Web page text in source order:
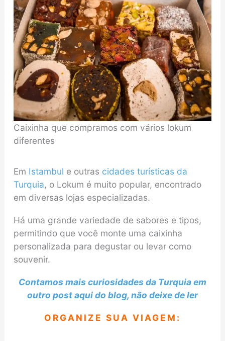
Caixinha que compramos com vários lokum
diferentes
Em Istambul e outras cidades turísticas da
Turquia, o Lokum é muito popular, encontrado
em diversas lojas especializadas.
Há uma grande variedade de sabores e tipos,
permitindo que você monte uma caixinha
personalizada para degustar ou levar como
souvenir.
Contamos mais curiosidades da Turquia em
outro post aqui do blog, não deixe de ler
ORGANIZE SUA VIAGEM: